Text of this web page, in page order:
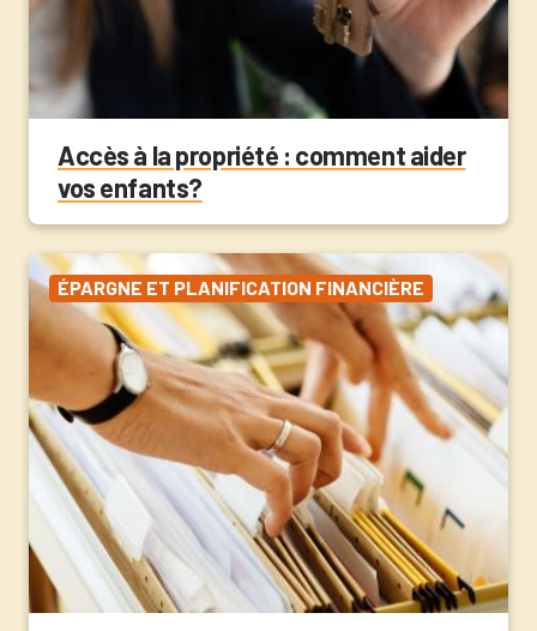
Accès à la propriété : comment aider
vos enfants?
ÉPARGNE ET PLANIFICATION FINANCIÈRE